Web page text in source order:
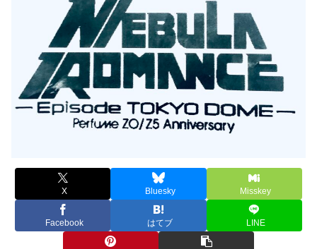
X Bluesky Misskey
Facebook はてブ LINE